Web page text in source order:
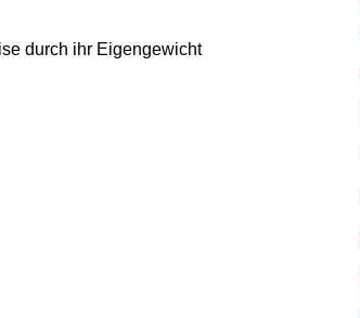
durch ihr Eigengewicht